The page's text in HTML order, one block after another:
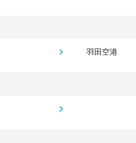
羽田空港